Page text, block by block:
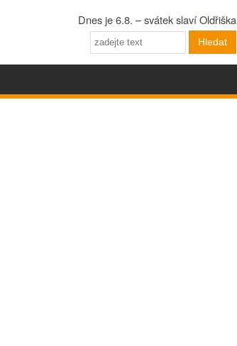
Dnes je 6.8. – svátek slaví Oldřiška
Hledat